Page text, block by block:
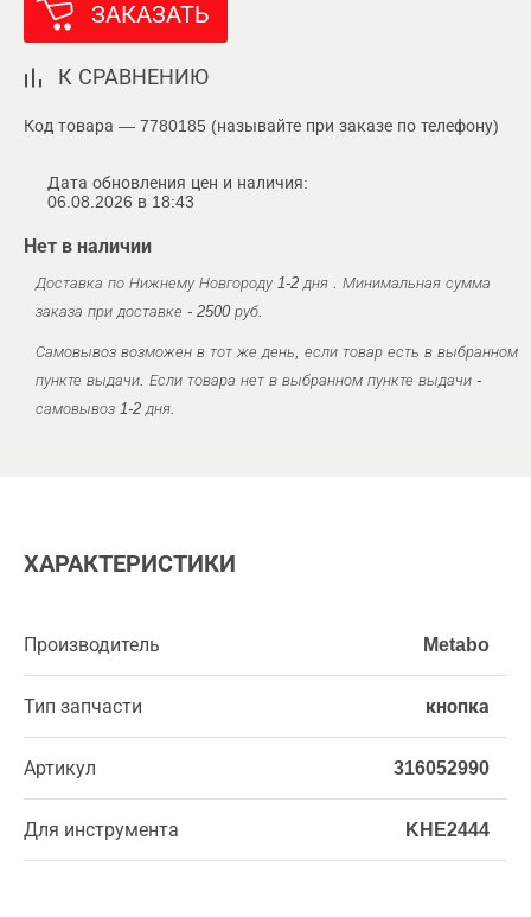
ЗАКАЗАТЬ
К СРАВНЕНИЮ
Код товара — 7780185 (называйте при заказе по телефону)
Дата обновления цен и наличия:
06.08.2026 в 18:43
Нет в наличии
Доставка по Нижнему Новгороду 1-2 дня . Минимальная сумма
заказа при доставке - 2500 руб.
Самовывоз возможен в тот же день, если товар есть в выбранном
пункте выдачи. Если товара нет в выбранном пункте выдачи -
самовывоз 1-2 дня.
ХАРАКТЕРИСТИКИ
Производитель Metabo
Тип запчасти кнопка
Артикул 316052990
Для инструмента KHE2444